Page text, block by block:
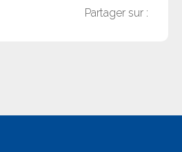
Partager sur :